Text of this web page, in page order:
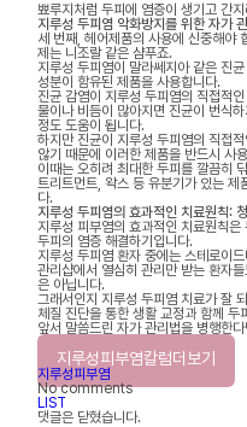
뾰루지처럼 두피에 염증이 생기고 간
지루성 두피염 악화방지를 위한 자가
세 번째, 헤어제품의 사용에 신중해야
제는 니조랄 같은 샴푸죠.
지루성 두피염이 말라쎄지아 같은 진
성분이 함유된 제품을 사용합니다.
진균 감염이 지루성 두피염의 직접적
물이나 비듬이 많아지면 진균이 번식
정도 도움이 됩니다.
하지만 진균이 지루성 두피염의 직접
않기 때문에 이러한 제품을 반드시 사
이때는 오히려 최대한 두피를 깔끔히
트리트먼트, 왁스 등 유분기가 있는 제
다.
지루성 두피염의 효과적인 치료원칙:
지루성 피부염의 효과적인 치료원칙
두피의 염증 해결하기입니다.
지루성 두피염 환자 중에는 스테로이
관리샵에서 열심히 관리만 받는 환자
은 아닙니다.
그래서인지 지루성 두피염 치료가 잘
체질 진단을 통한 생활 교정과 함께
앞서 말씀드린 자가 관리법을 병행한
니다.
지루성피부염칼럼더보기
지루성피부염
No comments
LIST
댓글은 닫혔습니다.